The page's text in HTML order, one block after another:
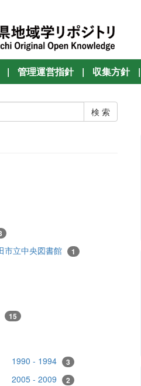
| 管理運営指針 | 収集方針 |
市立中央図書館 1
15
1990 - 1994 3
2005 - 2009 2